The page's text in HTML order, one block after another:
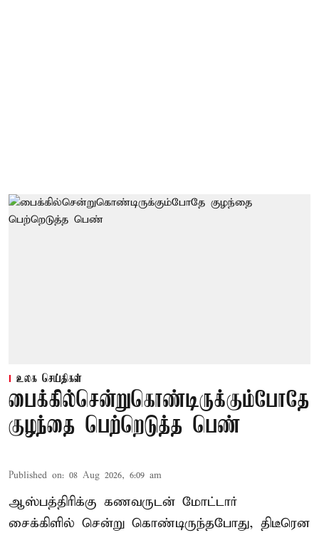
உலக செய்திகள்
பைக்கில்சென்றுகொண்டிருக்கும்போதே
குழந்தை பெற்றெடுத்த பெண்
Published on: 08 Aug 2026, 6:09 am
ஆஸ்பத்திரிக்கு கணவருடன் மோட்டார்
சைக்கிளில் சென்று கொண்டிருந்தபோது, திடீரென